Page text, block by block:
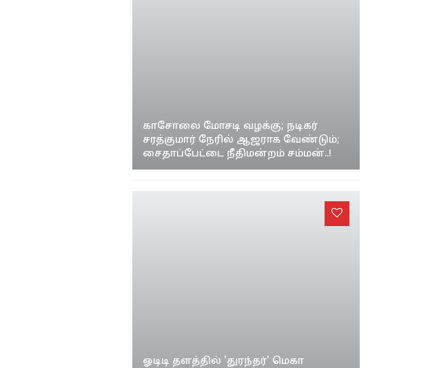
காசோலை மோசடி வழக்கு; நடிகர்
சரத்குமார் நேரில் ஆஜராக வேண்டும்;
சைதாப்பேட்டை நீதிமன்றம் சம்மன்..!
ஓடிடி தளத்தில் 'துரந்தர்' மெகா